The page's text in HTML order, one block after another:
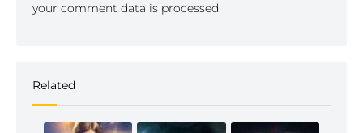
your comment data is processed.
Related